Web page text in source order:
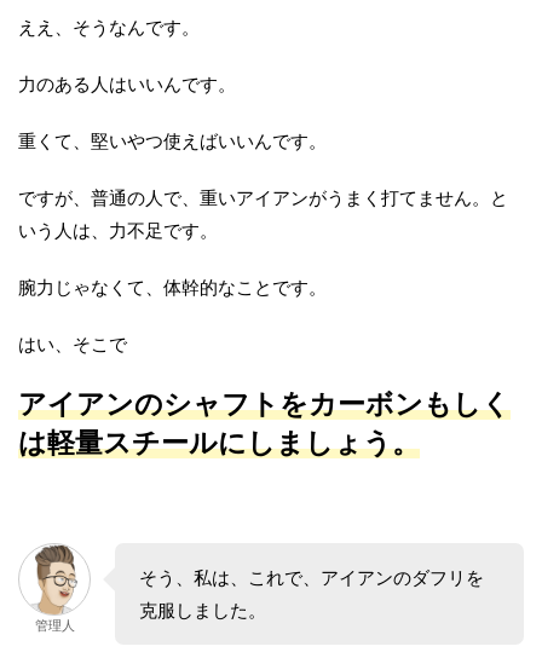
ええ、そうなんです。
力のある人はいいんです。
重くて、堅いやつ使えばいいんです。
ですが、普通の人で、重いアイアンがうまく打てません。と
いう人は、力不足です。
腕力じゃなくて、体幹的なことです。
はい、そこで
アイアンのシャフトをカーボンもしく
は軽量スチールにしましょう。
管理人
そう、私は、これで、アイアンのダフリを
克服しました。